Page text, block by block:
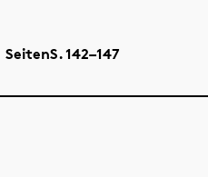
SeitenS.142–147